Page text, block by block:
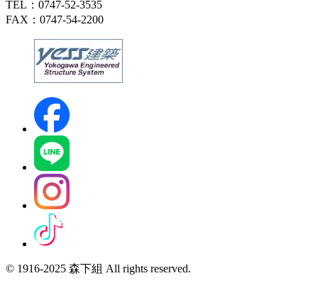
TEL：0747-52-3535
FAX：0747-54-2200
© 1916-2025 森下組 All rights reserved.